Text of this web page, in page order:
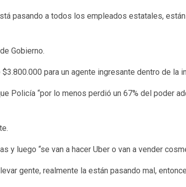
pasando a todos los empleados estatales,
Gobierno.
para un agente ingresante dentro de la
Policía “por lo menos perdió un 67% del poder
y luego “se van a hacer Uber o van a vender
gente, realmente la están pasando mal,